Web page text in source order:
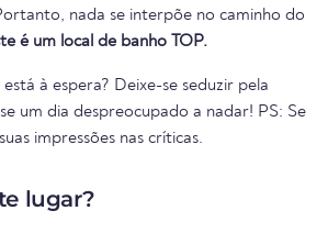
nada se interpõe no caminho do
é um local de banho TOP.
à espera? Deixe-se seduzir pela
um dia despreocupado a nadar! PS: Se
impressões nas críticas.
lugar?